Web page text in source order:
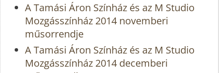
A Tamási Áron Színház és az M Studio
Mozgásszínház 2014 novemberi
műsorrendje
A Tamási Áron Színház és az M Studio
Mozgásszínház 2014 decemberi